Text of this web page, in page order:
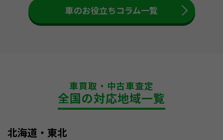
車のお役立ちコラム一覧
車買取・中古車査定
全国の対応地域一覧
北海道・東北